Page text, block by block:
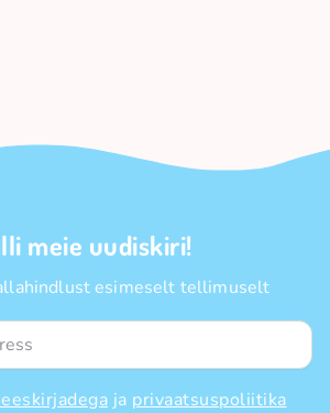
meie uudiskiri!
esimeselt tellimuselt
ja privaatsuspoliitika